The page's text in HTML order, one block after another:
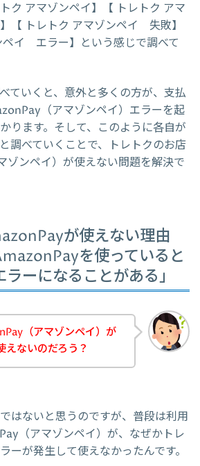
ク アマゾンペイ】【 トレトク アマ
【 トレトク アマゾンペイ 失敗】
ペイ エラー】という感じで調べて
ていくと、意外と多くの方が、支払
（アマゾンペイ）エラーを起
ります。そして、このように各自が
調べていくことで、トレトクのお店
ゾンペイ）が使えない問題を解決で
が使えない理由
を使っていると
ーになることがある」
（アマゾンペイ）が
えないのだろう？
はないと思うのですが、普段は利用
（アマゾンペイ）が、なぜかトレ
ーが発生して使えなかったんです。